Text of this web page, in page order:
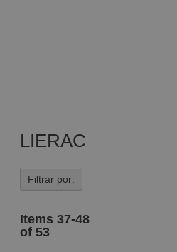
LIERAC
Items 37-48
of 53
Filtrar por: